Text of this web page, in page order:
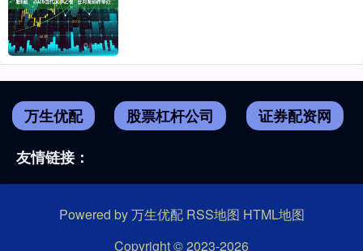
万生优配 股票杠杆公司
证券配资网
友情链接：
Powered by万生优配 RSS地图 HTML地图
Copyright© 2023-2026